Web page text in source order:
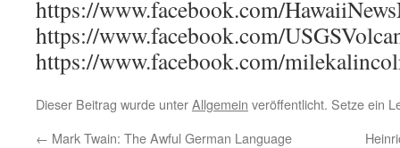
https://www.facebook.com/
https://www.facebook.com/
https://www.facebook.com/
Dieser Beitrag wurde unterAllgemein veröffentlicht. Setze ein
← Mark Twain: The Awful German Language